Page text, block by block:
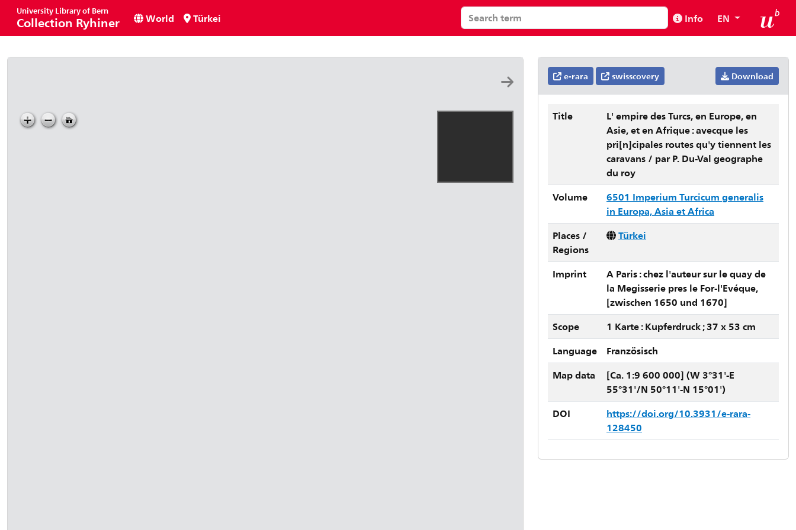
University Library of Bern
Collection Ryhiner World Türkei Info EN
e-rara swisscovery Download
Title
L' empire des Turcs, en Europe, en
Asie, et en Afrique : avecque les
pri[n]cipales routes qu'y tiennent les
caravans / par P. Du-Val geographe
du roy
Volume
6501 Imperium Turcicum generalis
in Europa, Asia et Africa
Places /
Regions
Türkei
Imprint
A Paris : chez l'auteur sur le quay de
la Megisserie pres le For-l'Evéque,
[zwischen 1650 und 1670]
Scope
1 Karte : Kupferdruck ; 37 x 53 cm
Language
Französisch
Map data
[Ca. 1:9 600 000] (W 3°31'-E
55°31'/N 50°11'-N 15°01')
DOI
https://doi.org/10.3931/e-rara-
128450